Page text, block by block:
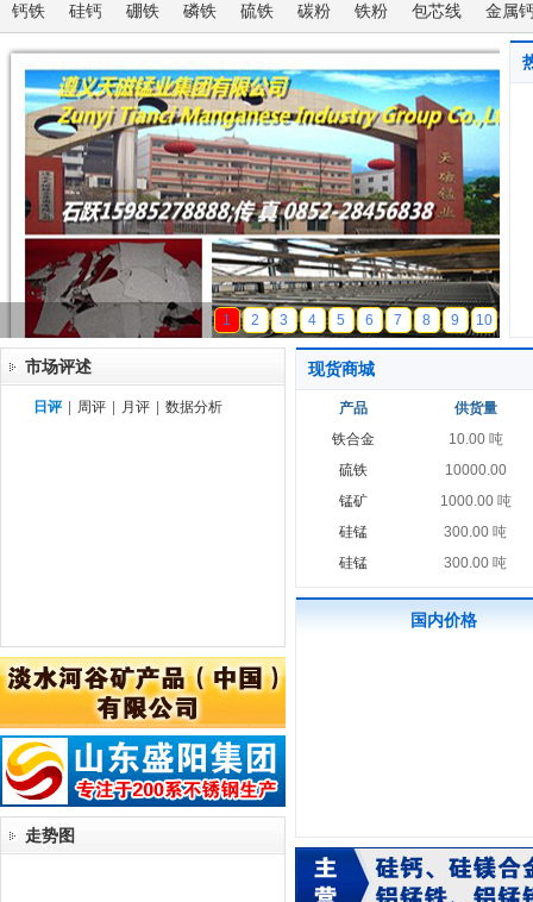
钙铁 硅钙 硼铁 磷铁 硫铁 碳粉 铁粉 包芯线 金属
天磁锰业
1 2 3 4 5 6 7 8 9 10
市场评述
日评 周评 月评 数据分析
走势图
现货商城
产品
供货量
铁合金
10.00 吨
硫铁
10000.00
锰矿
1000.00 吨
硅锰
300.00 吨
硅锰
300.00 吨
国内价格